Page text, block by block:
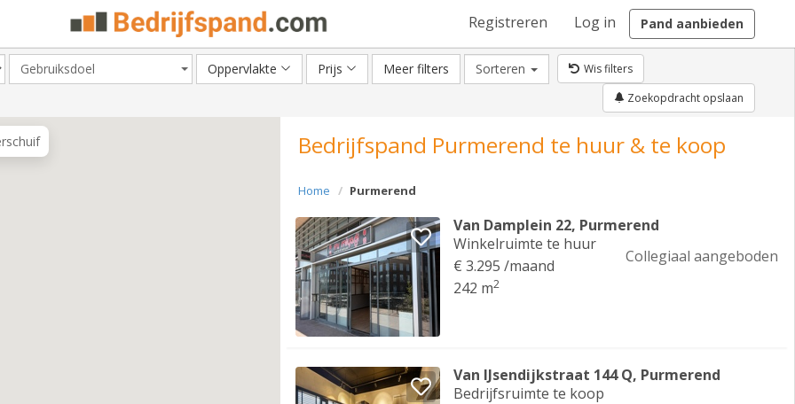
Registreren Log in Pand aanbieden
Gebruiksdoel Oppervlakte Prijs Meer filters Sorteren
Wis filters
Zoekopdracht opslaan
Bedrijfspand Purmerend te huur & te koop
Home Purmerend
Van Damplein 22, Purmerend
Winkelruimte te huur
€ 3.295 /maand
242 m2
Collegiaal aangeboden
Van IJsendijkstraat 144 Q, Purmerend
Bedrijfsruimte te koop